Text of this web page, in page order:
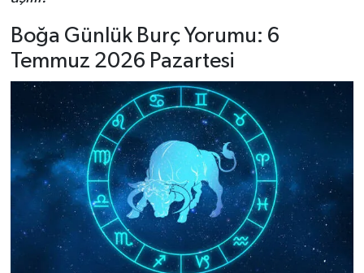
Boğa Günlük Burç Yorumu: 6
Temmuz 2026 Pazartesi